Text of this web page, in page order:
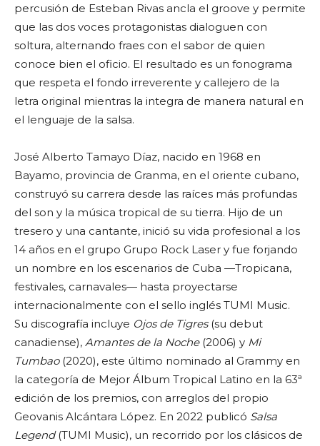
percusión de Esteban Rivas ancla el groove y permite
que las dos voces protagonistas dialoguen con
soltura, alternando fraes con el sabor de quien
conoce bien el oficio. El resultado es un fonograma
que respeta el fondo irreverente y callejero de la
letra original mientras la integra de manera natural en
el lenguaje de la salsa.
José Alberto Tamayo Díaz, nacido en 1968 en
Bayamo, provincia de Granma, en el oriente cubano,
construyó su carrera desde las raíces más profundas
del son y la música tropical de su tierra. Hijo de un
tresero y una cantante, inició su vida profesional a los
14 años en el grupo Grupo Rock Laser y fue forjando
un nombre en los escenarios de Cuba —Tropicana,
festivales, carnavales— hasta proyectarse
internacionalmente con el sello inglés TUMI Music.
Su discografía incluye Ojos de Tigres(su debut
canadiense), Amantes de la Noche(2006) y Mi
Tumbao(2020), este último nominado al Grammy en
la categoría de Mejor Álbum Tropical Latino en la 63ª
edición de los premios, con arreglos del propio
Geovanis Alcántara López. En 2022 publicó Salsa
Legend(TUMI Music), un recorrido por los clásicos de